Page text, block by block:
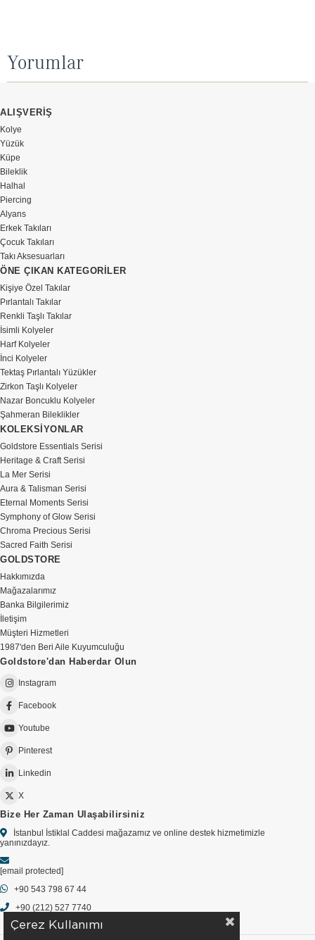
Yorumlar
ALIŞVERİŞ
Kolye
Yüzük
Küpe
Bileklik
Halhal
Piercing
Alyans
Erkek Takıları
Çocuk Takıları
Takı Aksesuarları
ÖNE ÇIKAN KATEGORİLER
Kişiye Özel Takılar
Pırlantalı Takılar
Renkli Taşlı Takılar
İsimli Kolyeler
Harf Kolyeler
İnci Kolyeler
Tektaş Pırlantalı Yüzükler
Zirkon Taşlı Kolyeler
Nazar Boncuklu Kolyeler
Şahmeran Bileklikler
KOLEKSİYONLAR
Goldstore Essentials Serisi
Heritage & Craft Serisi
La Mer Serisi
Aura & Talisman Serisi
Eternal Moments Serisi
Symphony of Glow Serisi
Chroma Precious Serisi
Sacred Faith Serisi
GOLDSTORE
Hakkımızda
Mağazalarımız
Banka Bilgilerimiz
İletişim
Müşteri Hizmetleri
1987'den Beri Aile Kuyumculuğu
Goldstore'dan Haberdar Olun
Instagram
Facebook
Youtube
Pinterest
Linkedin
X
Bize Her Zaman Ulaşabilirsiniz
İstanbul İstiklal Caddesi mağazamız ve online destek hizmetimizle
yanınızdayız.
[email protected]
+90 543 798 67 44
+90 (212) 527 7740
Çerez Kullanımı